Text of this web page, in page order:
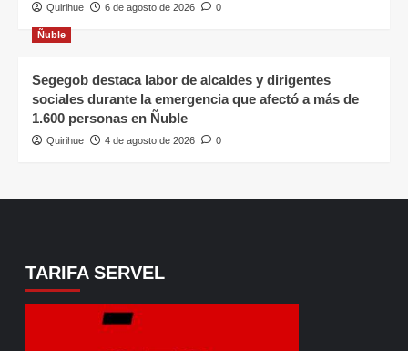
Quirihue 6 de agosto de 2026 0
Ñuble
Segegob destaca labor de alcaldes y dirigentes
sociales durante la emergencia que afectó a más de
1.600 personas en Ñuble
Quirihue 4 de agosto de 2026 0
TARIFA SERVEL